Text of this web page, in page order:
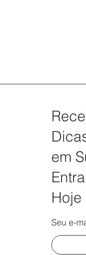
em
Hoje
Seu e-